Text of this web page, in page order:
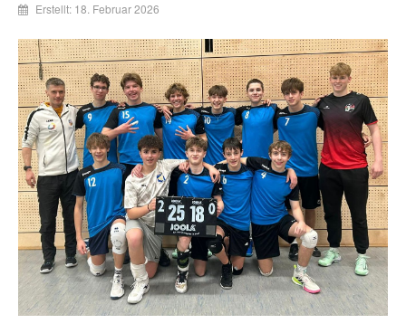
Erstellt: 18. Februar 2026